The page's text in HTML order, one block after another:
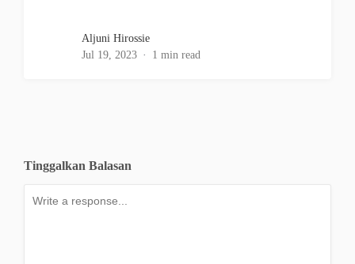
Aljuni Hirossie
Jul 19, 2023
1 min read
Tinggalkan Balasan